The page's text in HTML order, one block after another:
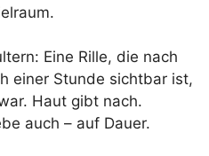
Eine Rille, die nach
einer Stunde sichtbar ist,
Haut gibt nach.
auch – auf Dauer.